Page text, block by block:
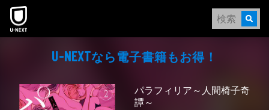
本文へスキップ
U-NEXTなら電⼦書籍もお得！
パラフィリア～人間椅子奇
譚～